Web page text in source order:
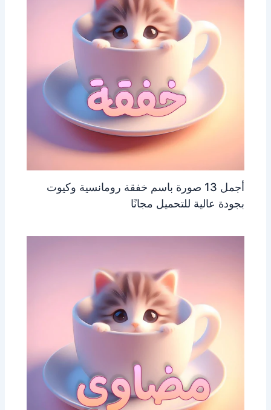
أجمل 13 صورة باسم خفقة رومانسية وكيوت
بجودة عالية للتحميل مجانًا